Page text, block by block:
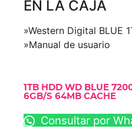
EN LA CAJA
»Western Digital BLUE
»Manual de usuario
1TB HDD WD BLUE
6GB/S 64MB CACHE
Consultar por